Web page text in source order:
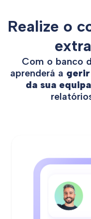
Realize o
Com o banco
aprenderá a gerir
da sua equipa